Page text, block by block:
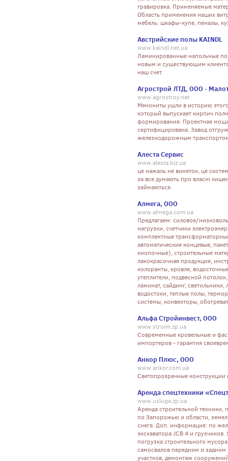
гравировка. Применяемые
Область применения наших
мебель: шкафы-купе, пеналы,
Австрийские полы KAINDL
www.kaindl.net.ua
Ламинированные напольные
новым и существующим
наш счет.
Агрострой ЛТД, ООО -
www.agrostroy.net
Менониты ушли в историю
который выпускает кирпич
формирования. Проектная
сертифицирована. Завод
железнодорожным
Алеста Сервис
www.alesta.biz.ua
це нажаль не виняток, це
за все думають про власні
займаються.
Алмега, ООО
www.almega.com.ua
Предлагаем: силовое/
нагрузки, счетчики
комплектные
автоматические концевые,
кнопочные), строительные
лакокрасочная продукция,
колоранты, кровля,
утеплители, подвесной
ламинат, сайдинг,
водостоки, теплые полы,
системы, конвекторы,
Альфа Стройинвест, ООО
www.stroim.zp.ua
Современные кровельные и
импортеров - гарантия
Анкор Плюс, ООО
www.ankor.com.ua
Cветопрозрачные
Аренда спецтехники
www.usluga.zp.ua
Аренда строительной техники,
по Запорожью и области,
снега. Доп. информация: по
экскаватора JCB 4 и
погрузка строительного
самосвалов передним и
участков, демонтаж